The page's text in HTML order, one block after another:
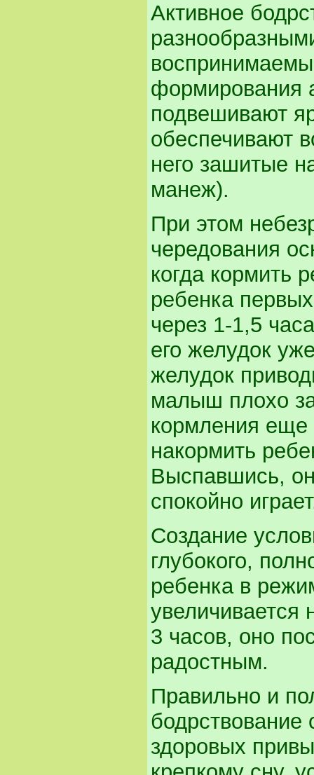
Активное
формирования
подвешивают
обеспечивают
него зашитые
манеж).
При этом
чередования
когда кормить
ребенка
через 1-1,5
его желудок
желудок
малыш плохо
кормления
накормить
Выспавшись,
спокойно
Создание
глубокого,
ребенка в
увеличивается
3 часов, оно
радостным.
Правильно и
здоровых